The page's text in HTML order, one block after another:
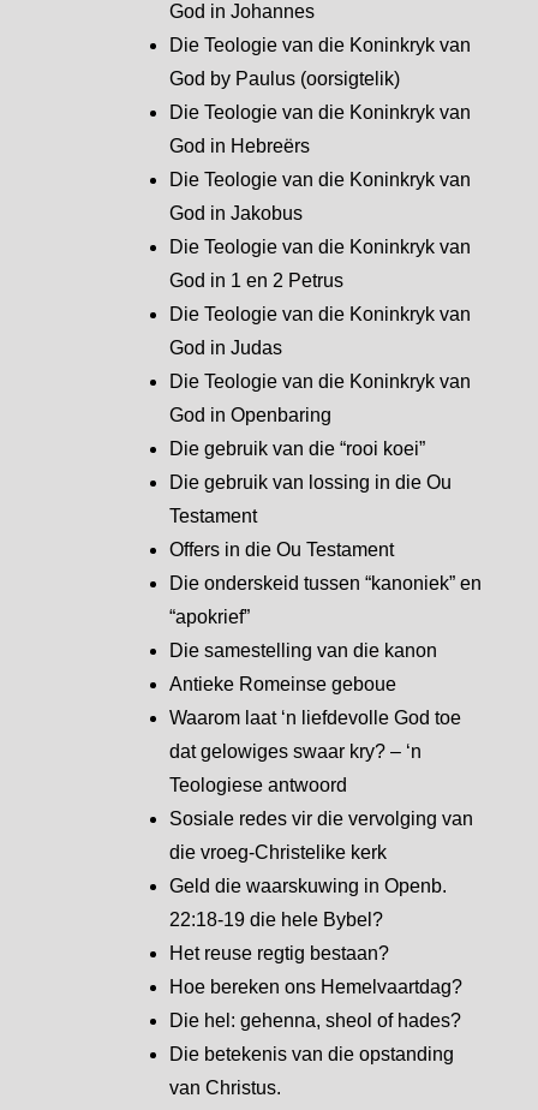
God in Johannes
Die Teologie van die Koninkryk van
God by Paulus (oorsigtelik)
Die Teologie van die Koninkryk van
God in Hebreërs
Die Teologie van die Koninkryk van
God in Jakobus
Die Teologie van die Koninkryk van
God in 1 en 2 Petrus
Die Teologie van die Koninkryk van
God in Judas
Die Teologie van die Koninkryk van
God in Openbaring
Die gebruik van die “rooi koei”
Die gebruik van lossing in die Ou
Testament
Offers in die Ou Testament
Die onderskeid tussen “kanoniek” en
“apokrief”
Die samestelling van die kanon
Antieke Romeinse geboue
Waarom laat ‘n liefdevolle God toe
dat gelowiges swaar kry? – ‘n
Teologiese antwoord
Sosiale redes vir die vervolging van
die vroeg-Christelike kerk
Geld die waarskuwing in Openb.
22:18-19 die hele Bybel?
Het reuse regtig bestaan?
Hoe bereken ons Hemelvaartdag?
Die hel: gehenna, sheol of hades?
Die betekenis van die opstanding
van Christus.